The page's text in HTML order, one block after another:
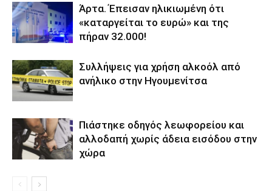
Άρτα. Έπεισαν ηλικιωμένη ότι
«καταργείται το ευρώ» και της
πήραν 32.000!
Συλλήψεις για χρήση αλκοόλ από
ανήλικο στην Ηγουμενίτσα
Πιάστηκε οδηγός λεωφορείου και
αλλοδαπή χωρίς άδεια εισόδου στην
χώρα